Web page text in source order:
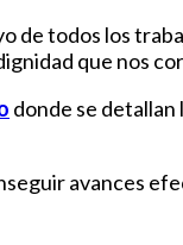
de todos los
que nos
donde se detallan
avances